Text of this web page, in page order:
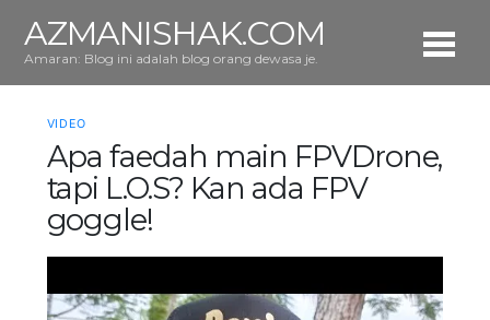
AZMANISHAK.COM
Amaran: Blog ini adalah blog orang dewasa je.
VIDEO
Apa faedah main FPVDrone,
tapi L.O.S? Kan ada FPV
goggle!